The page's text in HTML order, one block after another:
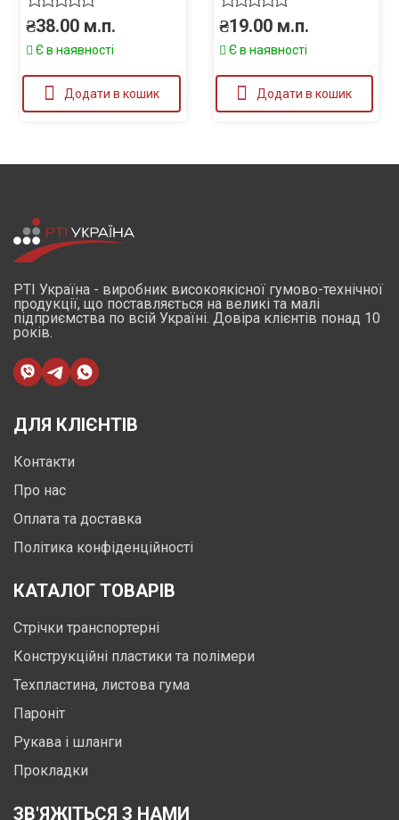
₴38.00 м.п.
Є в наявності
Додати в кошик
₴19.00 м.п.
Є в наявності
Додати в кошик
РТІ Україна - виробник високоякісної гумово-технічної
продукції, що поставляється на великі та малі
підприємства по всій Україні. Довіра клієнтів понад 10
років.
ДЛЯ КЛІЄНТІВ
Контакти
Про нас
Оплата та доставка
Політика конфіденційності
КАТАЛОГ ТОВАРІВ
Стрічки транспортерні
Конструкційні пластики та полімери
Техпластина, листова гума
Пароніт
Рукава і шланги
Прокладки
ЗВ'ЯЖІТЬСЯ З НАМИ